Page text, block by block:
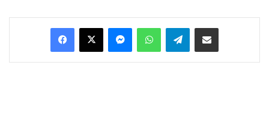
Facebook
X MessengerWhatsAppTelegramCondividi via Email